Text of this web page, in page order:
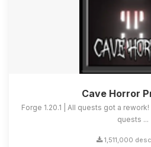
Cave Horror
Forge 1.20.1 | All quests got a
quests ...
1,511,000